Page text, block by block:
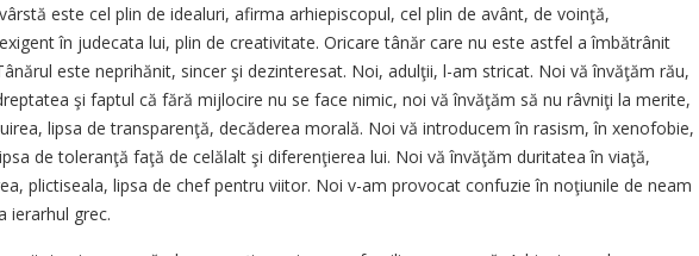
este cel plin de idealuri, afirma arhiepiscopul, cel plin de avânt, de voinţă,
în judecata lui, plin de creativitate. Oricare tânăr care nu este astfel a îmbătrânit
este neprihănit, sincer şi dezinteresat. Noi, adulţii, l-am stricat. Noi vă învăţăm rău,
şi faptul că fără mijlocire nu se face nimic, noi vă învăţăm să nu râvniţi la merite,
lipsa de transparenţă, decăderea morală. Noi vă introducem în rasism, în xenofobie,
de toleranţă faţă de celălalt şi diferenţierea lui. Noi vă învăţăm duritatea în viaţă,
plictiseala, lipsa de chef pentru viitor. Noi v-am provocat confuzie în noţiunile de neam
ierarhul grec.